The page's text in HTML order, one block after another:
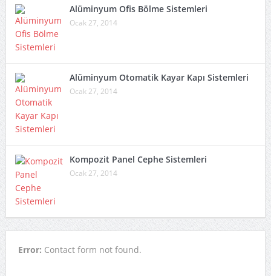
Alüminyum Ofis Bölme Sistemleri
Ocak 27, 2014
Alüminyum Otomatik Kayar Kapı Sistemleri
Ocak 27, 2014
Kompozit Panel Cephe Sistemleri
Ocak 27, 2014
Error: Contact form not found.